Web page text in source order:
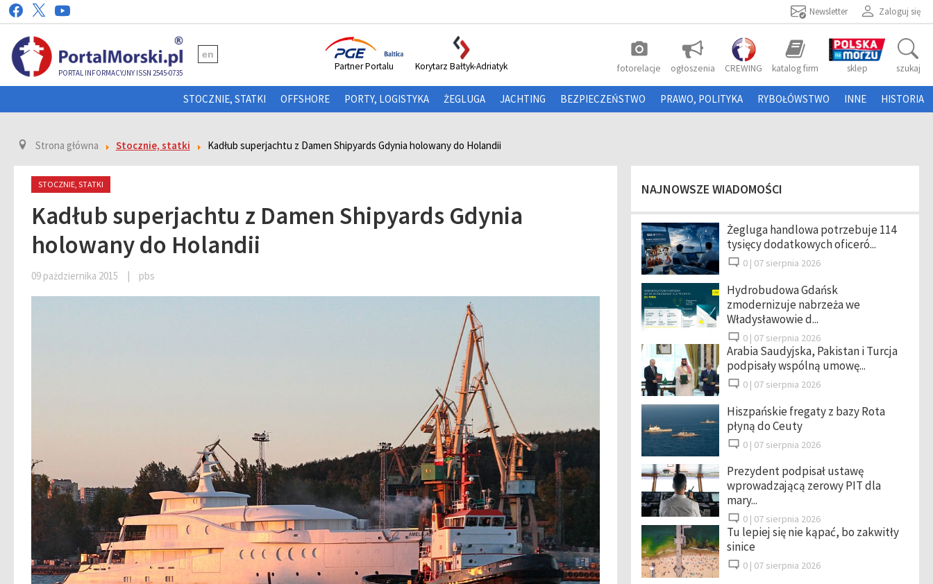
Zaloguj się
Newsletter
PORTAL INFORMACYJNY ISSN 2545-0735
en photo_camera
fotorelacje ogłoszenia CREWING katalog firm sklep szukaj
Partner Portalu Korytarz Bałtyk-Adriatyk
STOCZNIE, STATKI OFFSHORE PORTY, LOGISTYKA ŻEGLUGA JACHTING BEZPIECZEŃSTWO PRAWO, POLITYKA RYBOŁÓWSTWO INNE HISTORIA
Strona główna Stocznie, statki Kadłub superjachtu z Damen Shipyards Gdynia holowany do Holandii
STOCZNIE, STATKI
Kadłub superjachtu z Damen Shipyards Gdynia
holowany do Holandii
09 pażdziernika 2015 | pbs
NAJNOWSZE WIADOMOŚCI
Żegluga handlowa potrzebuje 114
tysięcy dodatkowych oficeró...
0 | 07 sierpnia 2026
Hydrobudowa Gdańsk
zmodernizuje nabrzeża we
Władysławowie d...
0 | 07 sierpnia 2026
Arabia Saudyjska, Pakistan i Turcja
podpisały wspólną umowę...
0 | 07 sierpnia 2026
Hiszpańskie fregaty z bazy Rota
płyną do Ceuty
0 | 07 sierpnia 2026
Prezydent podpisał ustawę
wprowadzającą zerowy PIT dla
mary...
0 | 07 sierpnia 2026
Tu lepiej się nie kąpać, bo zakwitły
sinice
0 | 07 sierpnia 2026